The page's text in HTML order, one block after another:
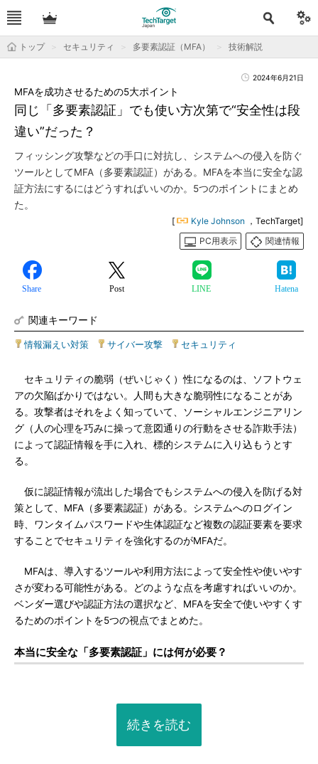
トップ セキュリティ 多要素認証（MFA） 技術解説
2024年6月21日
同じ「多要素認証」でも使い方次第で“安全性は段
違い”だった？
MFAを成功させるための5大ポイント
フィッシング攻撃などの手口に対抗し、システムへの侵入を防ぐ
ツールとしてMFA（多要素認証）がある。MFAを本当に安全な認
証方法にするにはどうすればいいのか。5つのポイントにまとめ
た。
[ Kyle Johnson ，TechTarget]
PC用表示
関連情報
Share Post LINE Hatena
関連キーワード
情報漏えい対策 サイバー攻撃 セキュリティ
セキュリティの脆弱（ぜいじゃく）性になるのは、ソフトウェ
アの欠陥ばかりではない。人間も大きな脆弱性になることがあ
る。攻撃者はそれをよく知っていて、ソーシャルエンジニアリン
グ（人の心理を巧みに操って意図通りの行動をさせる詐欺手法）
によって認証情報を手に入れ、標的システムに入り込もうとす
る。
仮に認証情報が流出した場合でもシステムへの侵入を防げる対
策として、MFA（多要素認証）がある。システムへのログイン
時、ワンタイムパスワードや生体認証など複数の認証要素を要求
することでセキュリティを強化するのがMFAだ。
MFAは、導入するツールや利用方法によって安全性や使いやす
さが変わる可能性がある。どのような点を考慮すればいいのか。
ベンダー選びや認証方法の選択など、MFAを安全で使いやすくす
るためのポイントを5つの視点でまとめた。
本当に安全な「多要素認証」には何が必要？
続きを読む